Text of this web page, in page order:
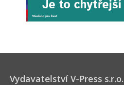
Vydavatelství V-Press s.r.o.